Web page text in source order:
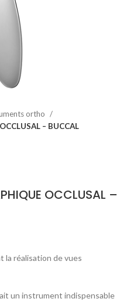
ortho
– BUCCAL
OCCLUSAL –
la réalisation de vues
un instrument indispensable